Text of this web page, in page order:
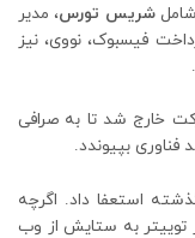
شاملشریس تورس، مدیر
فیسبوک، نووی، نیز
خارج شد تا به صرافی
استعفا داد. اگرچه
توییتر به ستایش از وب